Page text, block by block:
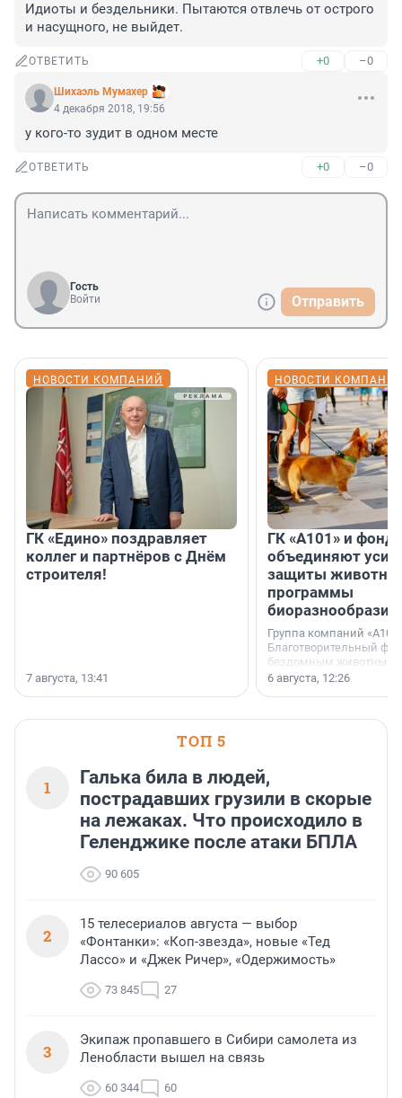
Идиоты и бездельники. Пытаются отвлечь от острого
и насущного, не выйдет.
ОТВЕТИТЬ +0 –0
Шихаэль Мумахер
4 декабря 2018, 19:56
у кого-то зудит в одном месте
ОТВЕТИТЬ +0 –0
Гость
Войти
Отправить
НОВОСТИ КОМПАНИЙ
ГК «Едино» поздравляет
коллег и партнёров с Днём
строителя!
7 августа, 13:41
НОВОСТИ
ГК «А101» и фонд
объединяют
защиты
программы
биоразнообразия
Группа компаний
Благотворительный
бездомным животным
заключили соглашение
6 августа, 12:26
ТОП 5
1
Галька била в людей,
пострадавших грузили в скорые
на лежаках. Что происходило в
Геленджике после атаки БПЛА
90 605
2
15 телесериалов августа — выбор
«Фонтанки»: «Коп-звезда», новые «Тед
Лассо» и «Джек Ричер», «Одержимость»
73 845 27
3
Экипаж пропавшего в Сибири самолета из
Ленобласти вышел на связь
60 344 60